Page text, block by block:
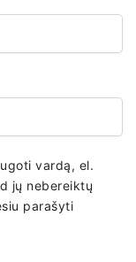
vardą, el.
jų nebereiktų
parašyti